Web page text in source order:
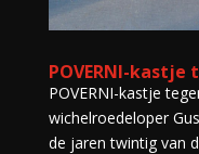
POVERNI-
POVERNI-kastje
wichelroedeloper
de jaren twintig van